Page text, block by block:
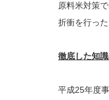
原料米対策
折衝を行っ
徹底した知
平成25年度